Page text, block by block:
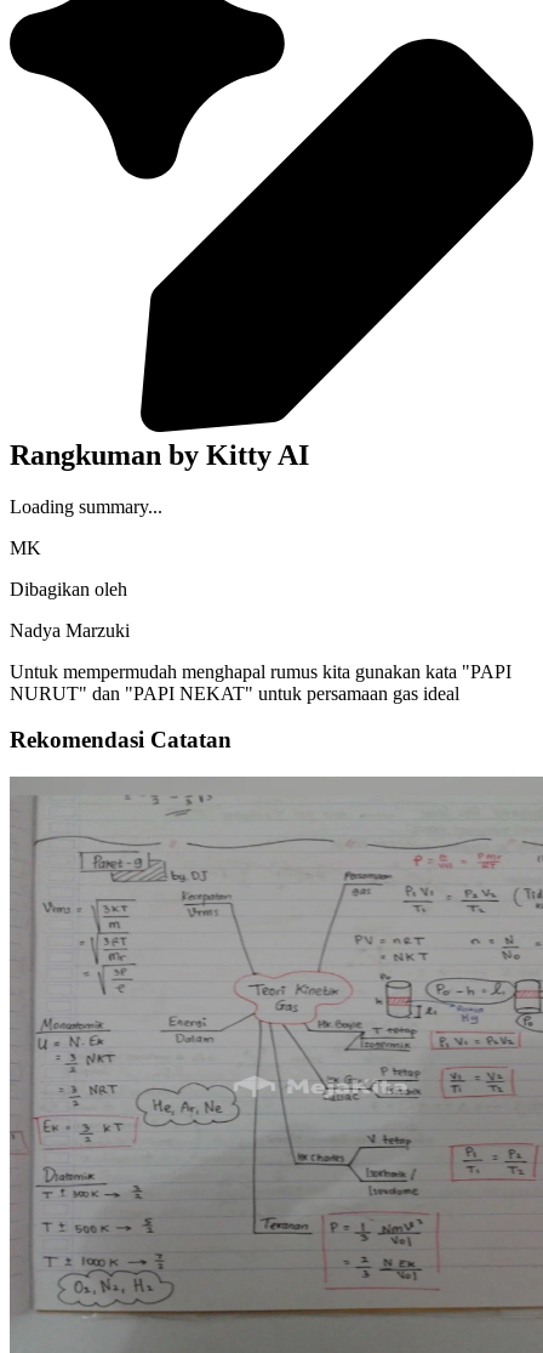
Rangkuman by Kitty AI
Loading summary...
MK
Dibagikan oleh
Nadya Marzuki
Untuk mempermudah menghapal rumus kita gunakan kata "PAPI
NURUT" dan "PAPI NEKAT" untuk persamaan gas ideal
Rekomendasi Catatan